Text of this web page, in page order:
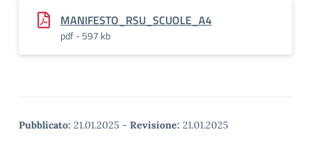
MANIFESTO_RSU_SCUOLE_A4
pdf - 597 kb
Pubblicato: 21.01.2025 - Revisione: 21.01.2025